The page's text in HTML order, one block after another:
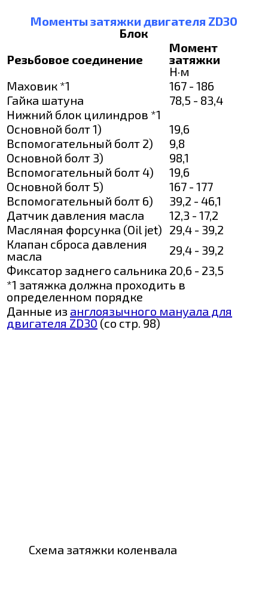
Моменты затяжки двигателя ZD30
Блок
Резьбовое соединение
Момент
затяжки
Н·м
Маховик *1
167 - 186
Гайка шатуна
78,5 - 83,4
Нижний блок цилиндров *1
Основной болт 1)
19,6
Вспомогательный болт 2)
9,8
Основной болт 3)
98,1
Вспомогательный болт 4)
19,6
Основной болт 5)
167 - 177
Вспомогательный болт 6)
39,2 - 46,1
Датчик давления масла
12,3 - 17,2
Масляная форсунка (Oil jet) 29,4 - 39,2
Клапан сброса давления
масла
29,4 - 39,2
Фиксатор заднего сальника 20,6 - 23,5
*1 затяжка должна проходить в
определенном порядке
Данные из англоязычного мануала для
двигателя ZD30 (со стр. 98)
Схема затяжки коленвала